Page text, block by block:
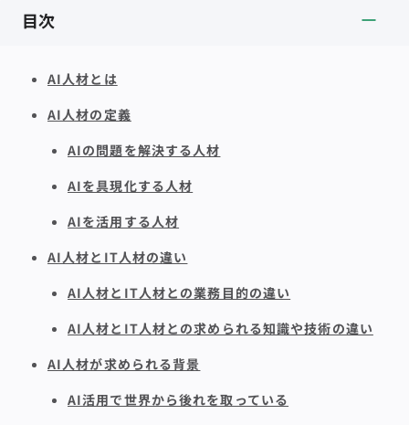
目次
AI人材とは
AI人材の定義
AIの問題を解決する人材
AIを具現化する人材
AIを活用する人材
AI人材とIT人材の違い
AI人材とIT人材との業務目的の違い
AI人材とIT人材との求められる知識や技術の違い
AI人材が求められる背景
AI活用で世界から後れを取っている